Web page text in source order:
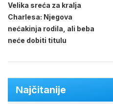
Velika sreća za kralja
Charlesa: Njegova
nećakinja rodila, ali beba
neće dobiti titulu
Najčitanije